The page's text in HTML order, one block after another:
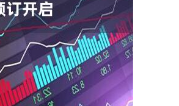
深证成指 14311.01 200.89